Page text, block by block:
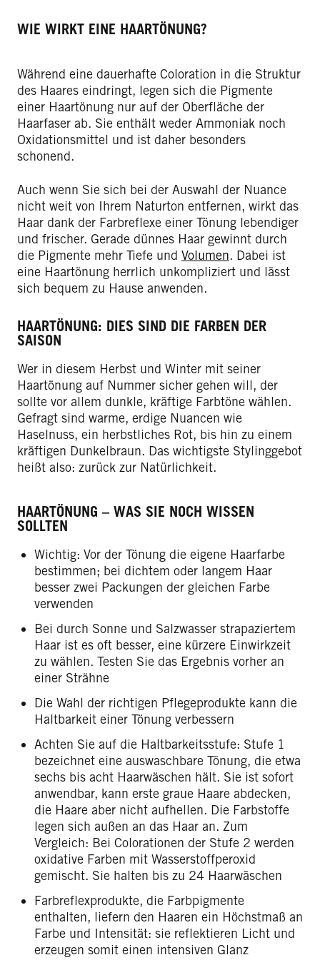
WIE WIRKT EINE HAARTÖNUNG?
Während eine dauerhafte Coloration in die Struktur
des Haares eindringt, legen sich die Pigmente
einer Haartönung nur auf der Oberfläche der
Haarfaser ab. Sie enthält weder Ammoniak noch
Oxidationsmittel und ist daher besonders
schonend.
Auch wenn Sie sich bei der Auswahl der Nuance
nicht weit von Ihrem Naturton entfernen, wirkt das
Haar dank der Farbreflexe einer Tönung lebendiger
und frischer. Gerade dünnes Haar gewinnt durch
die Pigmente mehr Tiefe und Volumen. Dabei ist
eine Haartönung herrlich unkompliziert und lässt
sich bequem zu Hause anwenden.
HAARTÖNUNG: DIES SIND DIE FARBEN DER
SAISON
Wer in diesem Herbst und Winter mit seiner
Haartönung auf Nummer sicher gehen will, der
sollte vor allem dunkle, kräftige Farbtöne wählen.
Gefragt sind warme, erdige Nuancen wie
Haselnuss, ein herbstliches Rot, bis hin zu einem
kräftigen Dunkelbraun. Das wichtigste Stylinggebot
heißt also: zurück zur Natürlichkeit.
HAARTÖNUNG – WAS SIE NOCH WISSEN
SOLLTEN
Wichtig: Vor der Tönung die eigene Haarfarbe
bestimmen; bei dichtem oder langem Haar
besser zwei Packungen der gleichen Farbe
verwenden
Bei durch Sonne und Salzwasser strapaziertem
Haar ist es oft besser, eine kürzere Einwirkzeit
zu wählen. Testen Sie das Ergebnis vorher an
einer Strähne
Die Wahl der richtigen Pflegeprodukte kann die
Haltbarkeit einer Tönung verbessern
Achten Sie auf die Haltbarkeitsstufe: Stufe 1
bezeichnet eine auswaschbare Tönung, die etwa
sechs bis acht Haarwäschen hält. Sie ist sofort
anwendbar, kann erste graue Haare abdecken,
die Haare aber nicht aufhellen. Die Farbstoffe
legen sich außen an das Haar an. Zum
Vergleich: Bei Colorationen der Stufe 2 werden
oxidative Farben mit Wasserstoffperoxid
gemischt. Sie halten bis zu 24 Haarwäschen
Farbreflexprodukte, die Farbpigmente
enthalten, liefern den Haaren ein Höchstmaß an
Farbe und Intensität: sie reflektieren Licht und
erzeugen somit einen intensiven Glanz